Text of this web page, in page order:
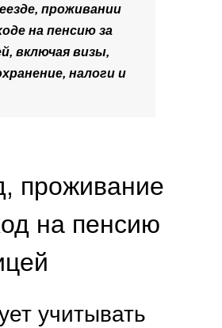
проживании
на пенсию за
включая визы,
налоги и
проживание
на пенсию
учитывать